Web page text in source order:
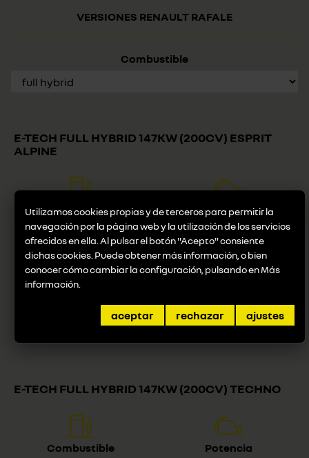
VERSIONES RENAULT RAFALE
Combustible
E-TECH FULL HYBRID 147KW (200CV) ESPRIT
ALPINE
Combustible
full hybrid
Potencia
147 KW (200 CV) (cv/kW)
Consumo
4,8 (L/100km)
Desde
E-TECH FULL HYBRID 147KW (200CV) TECHNO
Combustible
Potencia
Utilizamos cookies propias y de terceros para permitir la
navegación por la página web y la utilización de los servicios
ofrecidos en ella. Al pulsar el botón "Acepto" consiente
dichas cookies. Puede obtener más información, o bien
conocer cómo cambiar la configuración, pulsando enMás
información
aceptar rechazar ajustes